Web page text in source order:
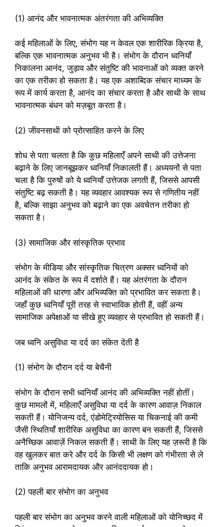
(1) आनंद और भावनात्मक अंतरंगता की अभिव्यक्ति
कई महिलाओं के लिए, संभोग यह न केवल एक शारीरिक क्रिया है,
बल्कि एक भावनात्मक अनुभव भी है। संभोग के दौरान ध्वनियाँ
निकालना आनंद, जुड़ाव और संतुष्टि की भावनाओं को व्यक्त करने
का एक तरीका हो सकता है। यह एक अशाब्दिक संचार माध्यम के
रूप में कार्य करता है, आनंद का संचार करता है और साथी के साथ
भावनात्मक बंधन को मज़बूत करता है।
(2) जीवनसाथी को प्रोत्साहित करने के लिए
शोध से पता चलता है कि कुछ महिलाएँ अपने साथी की उत्तेजना
बढ़ाने के लिए जानबूझकर ध्वनियाँ निकालती हैं। अध्ययनों से पता
चला है कि पुरुषों को ये ध्वनियाँ उत्तेजक लगती हैं, जिससे आपसी
संतुष्टि बढ़ सकती है। यह व्यवहार आवश्यक रूप से गणितीय नहीं
है, बल्कि साझा अनुभव को बढ़ाने का एक अवचेतन तरीका हो
सकता है।
(3) सामाजिक और सांस्कृतिक प्रभाव
संभोग के मीडिया और सांस्कृतिक चित्रण अक्सर ध्वनियों को
आनंद के संकेत के रूप में दर्शाते हैं। यह अंतरंगता के दौरान
महिलाओं की धारणा और अभिव्यक्ति को प्रभावित कर सकता है।
जहाँ कुछ ध्वनियाँ पूरी तरह से स्वाभाविक होती हैं, वहीं अन्य
सामाजिक अपेक्षाओं या सीखे हुए व्यवहार से प्रभावित हो सकती हैं।
जब ध्वनि असुविधा या दर्द का संकेत देती है
(1) संभोग के दौरान दर्द या बेचैनी
संभोग के दौरान सभी ध्वनियाँ आनंद की अभिव्यक्ति नहीं होतीं।
कुछ मामलों में, महिलाएँ असुविधा या दर्द के कारण आवाज़ निकाल
सकती हैं। योनिजन्य दर्द, एंडोमेट्रियोसिस या चिकनाई की कमी
जैसी स्थितियाँ शारीरिक असुविधा का कारण बन सकती हैं, जिससे
अनैच्छिक आवाज़ें निकल सकती हैं। साथी के लिए यह ज़रूरी है कि
वह खुलकर बात करे और दर्द के किसी भी लक्षण को गंभीरता से ले
ताकि अनुभव आरामदायक और आनंददायक हो।
(2) पहली बार संभोग का अनुभव
पहली बार संभोग का अनुभव करने वाली महिलाओं को योनिच्छद में